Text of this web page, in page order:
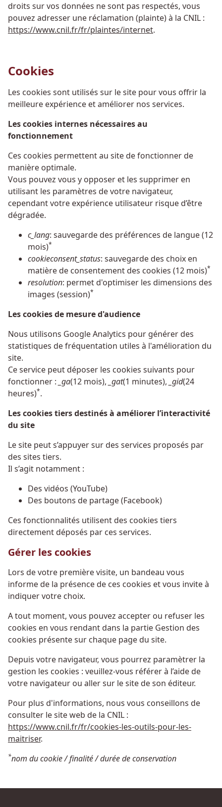
droits sur vos données ne sont pas respectés, vous
pouvez adresser une réclamation (plainte) à la CNIL :
https://www.cnil.fr/fr/plaintes/internet.
Cookies
Les cookies sont utilisés sur le site pour vous offrir la
meilleure expérience et améliorer nos services.
Les cookies internes nécessaires au
fonctionnement
Ces cookies permettent au site de fonctionner de
manière optimale.
Vous pouvez vous y opposer et les supprimer en
utilisant les paramètres de votre navigateur,
cependant votre expérience utilisateur risque d’être
dégradée.
c_lang: sauvegarde des préférences de langue (12
mois)*
cookieconsent_status: sauvegarde des choix en
matière de consentement des cookies (12 mois)*
resolution: permet d'optimiser les dimensions des
images (session)*
Les cookies de mesure d'audience
Nous utilisons Google Analytics pour générer des
statistiques de fréquentation utiles à l'amélioration du
site.
Ce service peut déposer les cookies suivants pour
fonctionner : _ga(12 mois), _gat(1 minutes), _gid(24
heures)*.
Les cookies tiers destinés à améliorer l’interactivité
du site
Le site peut s’appuyer sur des services proposés par
des sites tiers.
Il s’agit notamment :
Des vidéos (YouTube)
Des boutons de partage (Facebook)
Ces fonctionnalités utilisent des cookies tiers
directement déposés par ces services.
Gérer les cookies
Lors de votre première visite, un bandeau vous
informe de la présence de ces cookies et vous invite à
indiquer votre choix.
A tout moment, vous pouvez accepter ou refuser les
cookies en vous rendant dans la partie Gestion des
cookies présente sur chaque page du site.
Depuis votre navigateur, vous pourrez paramètrer la
gestion les cookies : veuillez-vous référer à l’aide de
votre navigateur ou aller sur le site de son éditeur.
Pour plus d'informations, nous vous conseillons de
consulter le site web de la CNIL :
https://www.cnil.fr/fr/cookies-les-outils-pour-les-
maitriser.
*nom du cookie / finalité / durée de conservation